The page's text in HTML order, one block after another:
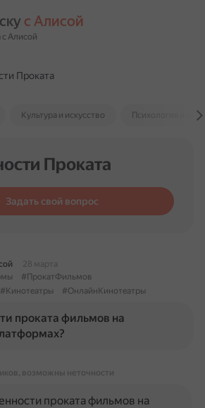
с Алисой
Алисой
Проката
Культура и искусство Психология и
Проката
Задать свой вопрос
28 марта
#ПрокатФильмов
#Кинотеатры #ОнлайнКинотеатры
проката фильмов на
возможны неточности
проката фильмов на